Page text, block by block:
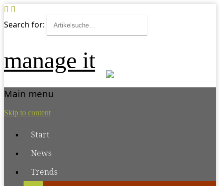
Search for:
manage it
Main menu
Skip to content
Start
News
Trends